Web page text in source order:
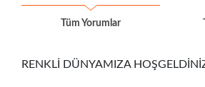
Tüm Yorumlar
RENKLİ DÜNYAMIZA